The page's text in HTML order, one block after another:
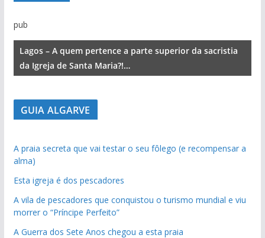
pub
Lagos – A quem pertence a parte superior da sacristia
da Igreja de Santa Maria?!…
GUIA ALGARVE
A praia secreta que vai testar o seu fôlego (e recompensar a
alma)
Esta igreja é dos pescadores
A vila de pescadores que conquistou o turismo mundial e viu
morrer o “Príncipe Perfeito”
A Guerra dos Sete Anos chegou a esta praia